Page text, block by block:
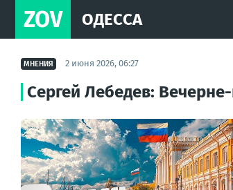
ZOV ОДЕССА
МНЕНИЯ 2 июня 2026, 06:27
Сергей Лебедев: